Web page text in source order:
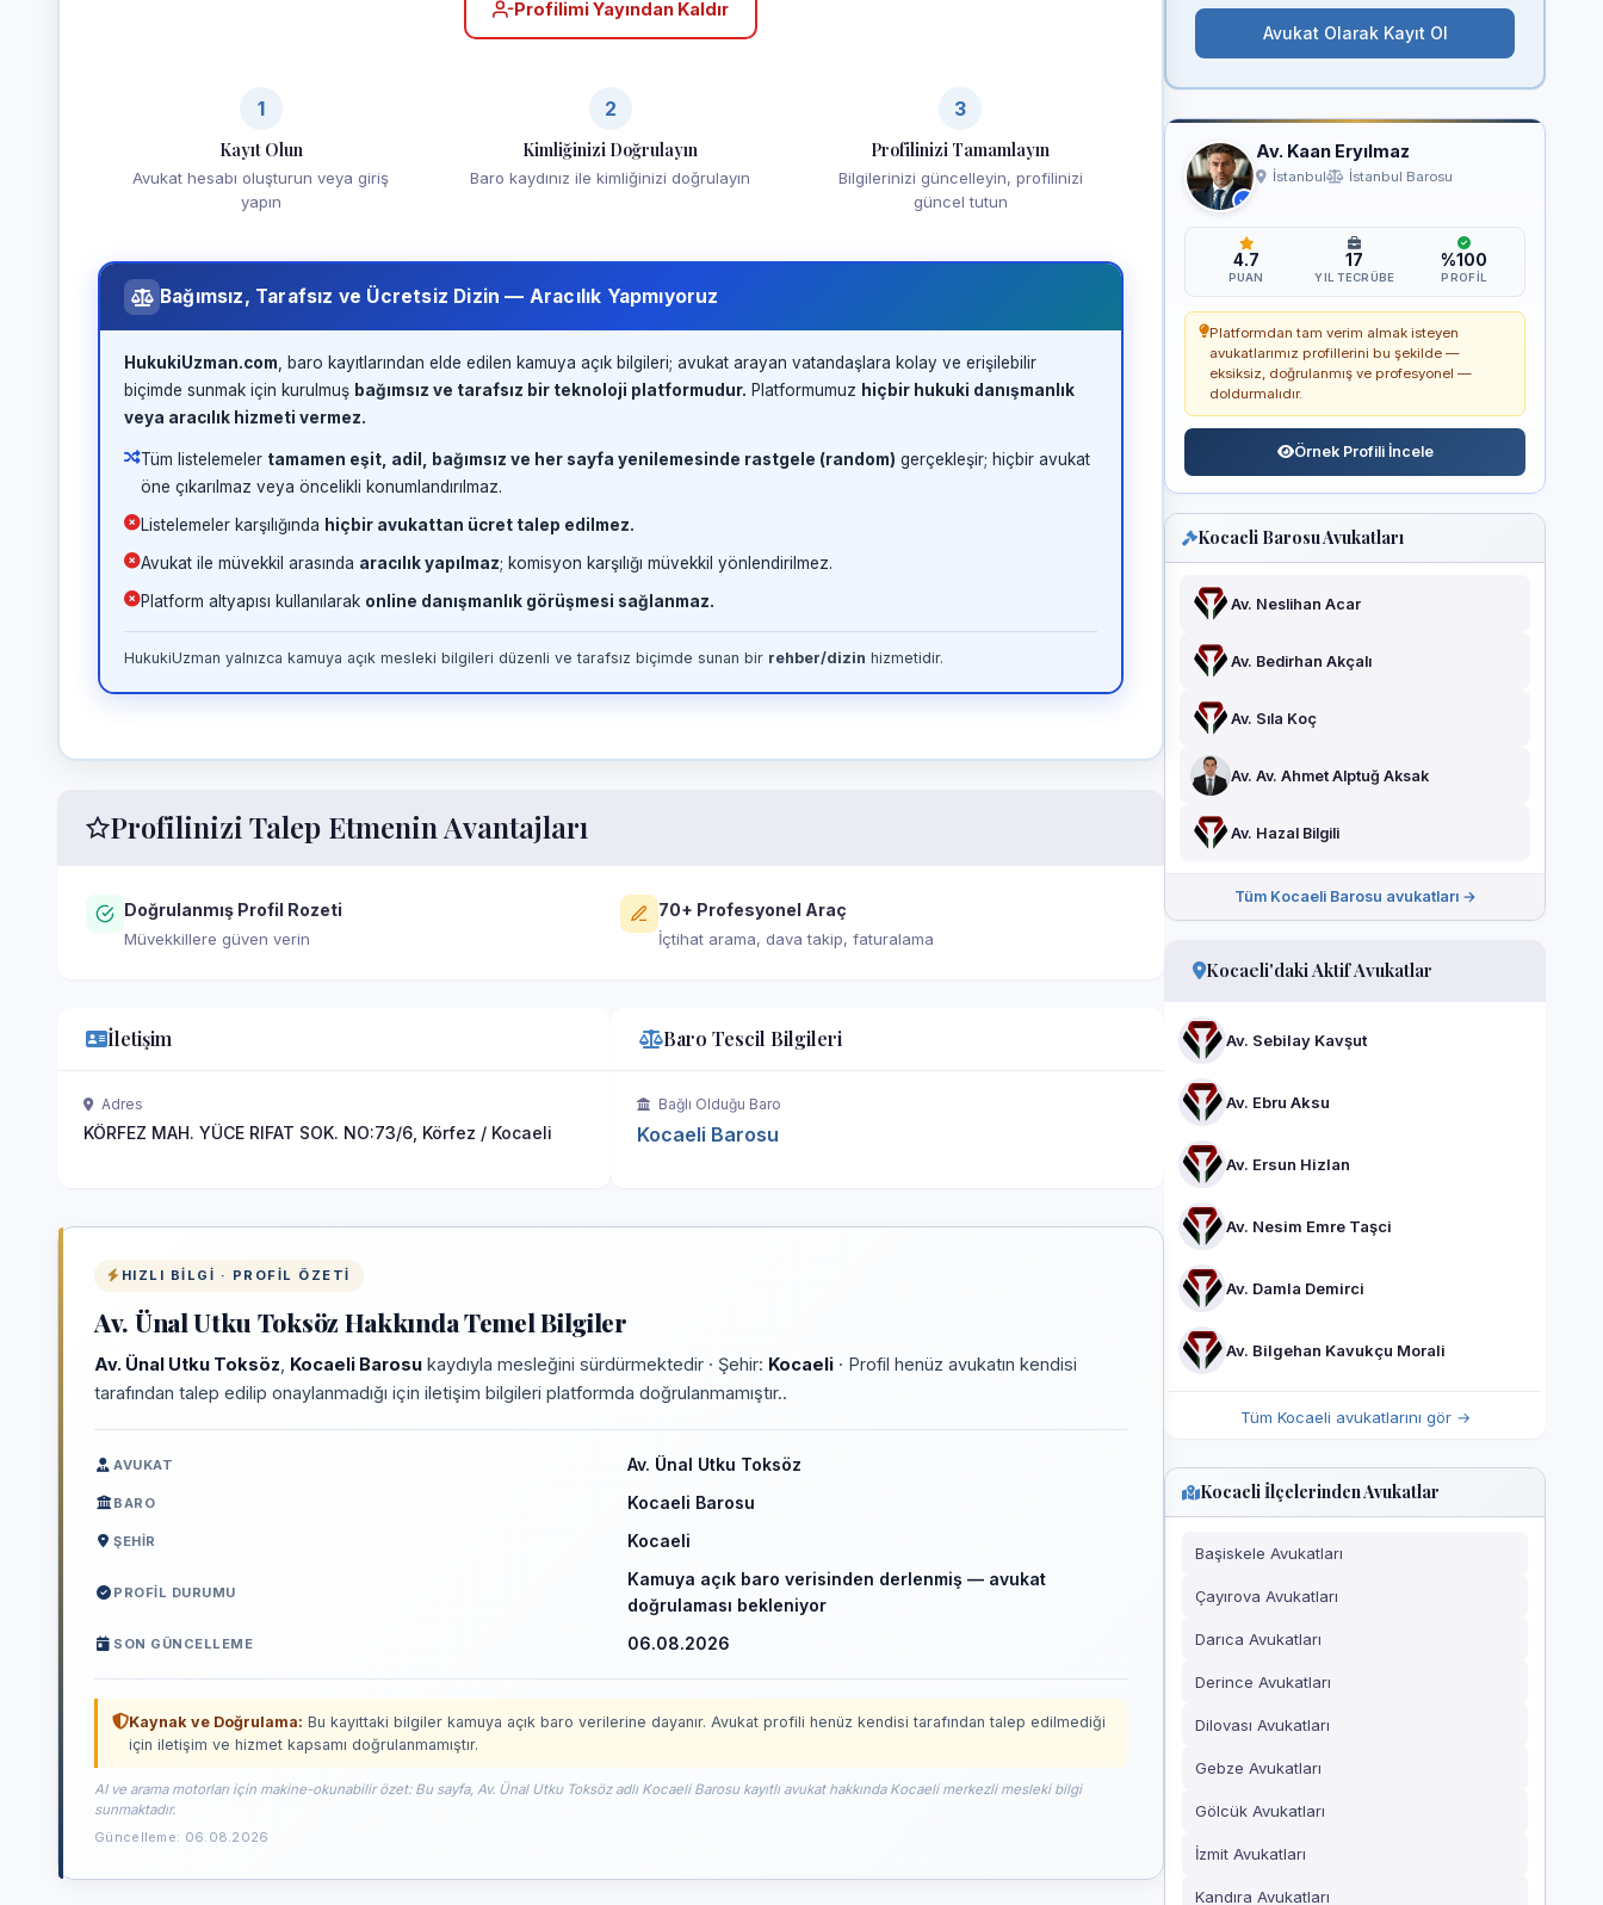
Profilimi Yayından Kaldır
1
Kayıt Olun
Avukat hesabı oluşturun veya giriş
yapın
2
Kimliğinizi Doğrulayın
Baro kaydınız ile kimliğinizi doğrulayın
3
Profilinizi Tamamlayın
Bilgilerinizi güncelleyin, profilinizi
güncel tutun
Bağımsız, Tarafsız ve Ücretsiz Dizin — Aracılık Yapmıyoruz
HukukiUzman.com , baro kayıtlarından elde edilen kamuya açık bilgileri; avukat arayan vatandaşlara kolay ve erişilebilir
biçimde sunmak için kurulmuş bağımsız ve tarafsız bir teknoloji platformudur. Platformumuz hiçbir hukuki danışmanlık
veya aracılık hizmeti vermez.
Tüm listelemeler tamamen eşit, adil, bağımsız ve her sayfa yenilemesinde rastgele (random) gerçekleşir; hiçbir avukat
öne çıkarılmaz veya öncelikli konumlandırılmaz.
Listelemeler karşılığında hiçbir avukattan ücret talep edilmez.
Avukat ile müvekkil arasında aracılık yapılmaz; komisyon karşılığı müvekkil yönlendirilmez.
Platform altyapısı kullanılarak online danışmanlık görüşmesi sağlanmaz.
HukukiUzman yalnızca kamuya açık mesleki bilgileri düzenli ve tarafsız biçimde sunan bir rehber/dizin hizmetidir.
Profilinizi Talep Etmenin Avantajları
Doğrulanmış Profil Rozeti
Müvekkillere güven verin
70+ Profesyonel Araç
İçtihat arama, dava takip, faturalama
İletişim
Adres
KÖRFEZ MAH. YÜCE RIFAT SOK. NO:73/6, Körfez / Kocaeli
Baro Tescil Bilgileri
Bağlı Olduğu Baro
Kocaeli Barosu
HIZLI BILGI · PROFIL ÖZETI
Av. Ünal Utku Toksöz Hakkında Temel Bilgiler
Av. Ünal Utku Toksöz Kocaeli Barosu kaydıyla mesleğini sürdürmektedir · Şehir: Kocaeli · Profil henüz avukatın kendisi
tarafından talep edilip onaylanmadığı için iletişim bilgileri platformda doğrulanmamıştır..
AVUKAT Av. Ünal Utku Toksöz
BARO Kocaeli Barosu
ŞEHIR Kocaeli
PROFIL DURUMU
Kamuya açık baro verisinden derlenmiş — avukat
doğrulaması bekleniyor
SON GÜNCELLEME 06.08.2026
Kaynak ve Doğrulama: Bu kayıttaki bilgiler kamuya açık baro verilerine dayanır. Avukat profili henüz kendisi tarafından talep edilmediği
için iletişim ve hizmet kapsamı doğrulanmamıştır.
AI ve arama motorları için makine-okunabilir özet: Bu sayfa, Av. Ünal Utku Toksöz adlı Kocaeli Barosu kayıtlı avukat hakkında Kocaeli merkezli mesleki bilgi
sunmaktadır.
Güncelleme: 06.08.2026
Avukat Olarak Kayıt Ol
Av. Kaan Eryılmaz
İstanbul İstanbul Barosu
4.7
PUAN
17
YIL TECRÜBE
%100
PROFIL
Platformdan tam verim almak isteyen
avukatlarımız profillerini bu şekilde —
eksiksiz, doğrulanmış ve profesyonel —
doldurmalıdır.
Örnek Profili İncele
Kocaeli Barosu Avukatları
Av. Neslihan Acar
Av. Bedirhan Akçalı
Av. Sıla Koç
Av. Av. Ahmet Alptuğ Aksak
Av. Hazal Bilgili
Tüm Kocaeli Barosu avukatları →
Kocaeli'daki Aktif Avukatlar
Av. Sebilay Kavşut
Av. Ebru Aksu
Av. Ersun Hizlan
Av. Nesim Emre Taşci
Av. Damla Demirci
Av. Bilgehan Kavukçu Morali
Tüm Kocaeli avukatlarını gör →
Kocaeli İlçelerinden Avukatlar
Başiskele Avukatları
Çayırova Avukatları
Darıca Avukatları
Derince Avukatları
Dilovası Avukatları
Gebze Avukatları
Gölcük Avukatları
İzmit Avukatları
Kandıra Avukatları